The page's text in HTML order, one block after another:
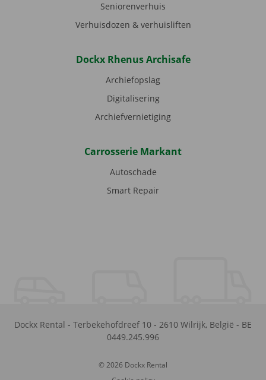
Seniorenverhuis
Verhuisdozen & verhuisliften
Dockx Rhenus Archisafe
Archiefopslag
Digitalisering
Archiefvernietiging
Carrosserie Markant
Autoschade
Smart Repair
Dockx Rental - Terbekehofdreef 10 - 2610 Wilrijk, België - BE
0449.245.996
© 2026 Dockx Rental